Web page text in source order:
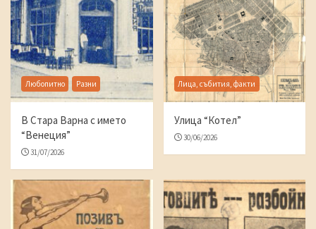
Любопитно Разни
В Стара Варна с името
“Венеция”
31/07/2026
Лица, събития, факти
Улица “Котел”
30/06/2026